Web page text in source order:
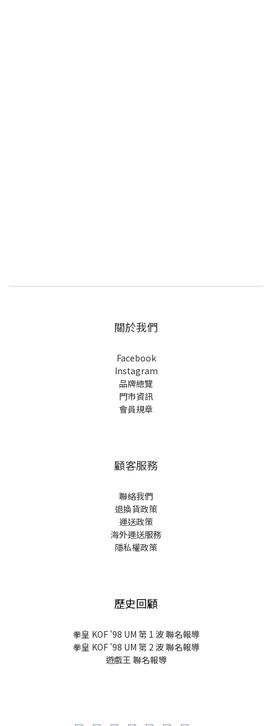
關於我們
Facebook
Instagram
品牌總覽
門市資訊
會員規章
顧客服務
聯絡我們
退換貨政策
運送政策
海外運送服務
隱私權政策
歷史回顧
拳皇 KOF '98 UM 第 1 波 聯名報導
拳皇 KOF '98 UM 第 2 波 聯名報導
遊戲王 聯名報導